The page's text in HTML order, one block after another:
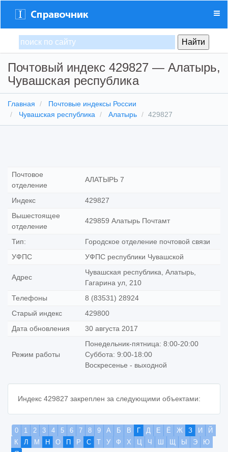
Почтовый индекс 429827 — Алатырь,
Чувашская республика
Главная
Почтовые индексы России
Чувашская республика
Алатырь 429827
Почтовое
отделение
АЛАТЫРЬ 7
Индекс
429827
Вышестоящее
отделение
429859 Алатырь Почтамт
Тип:
Городское отделение почтовой связи
УФПС
УФПС республики Чувашской
Адрес
Чувашская республика, Алатырь,
Гагарина ул, 210
Телефоны
8 (83531) 28924
Старый индекс
429800
Дата обновления
30 августа 2017
Режим работы
Понедельник-пятница: 8:00-20:00
Суббота: 9:00-18:00
Воскресенье - выходной
Индекс 429827 закреплен за следующими объектами:
0 1 2 3 4 5 6 7 8 9 А Б В Г Д Е Ё Ж З И
Й
К
Л М Н О П Р С Т У Ф Х Ц Ч Ш Щ Ы Э
Ю